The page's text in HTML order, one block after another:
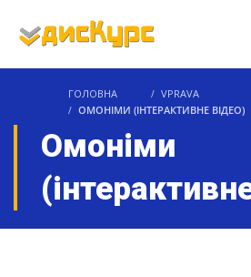
ГОЛОВНА
VPRAVA
ОМОНІМИ (ІНТЕРАКТИВНЕ ВІДЕО)
Омоніми